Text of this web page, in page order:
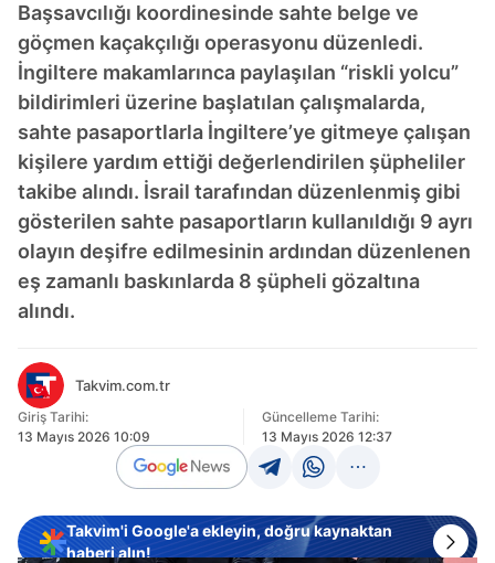
Başsavcılığı koordinesinde sahte belge ve
göçmen kaçakçılığı operasyonu düzenledi.
İngiltere makamlarınca paylaşılan “riskli yolcu”
bildirimleri üzerine başlatılan çalışmalarda,
sahte pasaportlarla İngiltere’ye gitmeye çalışan
kişilere yardım ettiği değerlendirilen şüpheliler
takibe alındı. İsrail tarafından düzenlenmiş gibi
gösterilen sahte pasaportların kullanıldığı 9 ayrı
olayın deşifre edilmesinin ardından düzenlenen
eş zamanlı baskınlarda 8 şüpheli gözaltına
alındı.
Takvim.com.tr
Giriş Tarihi:
13 Mayıs 2026 10:09
Güncelleme Tarihi:
13 Mayıs 2026 12:37
Takvim'i Google'a ekleyin, doğru kaynaktan
haberi alın!